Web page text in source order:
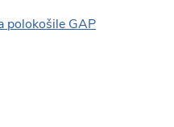
polokošile GAP